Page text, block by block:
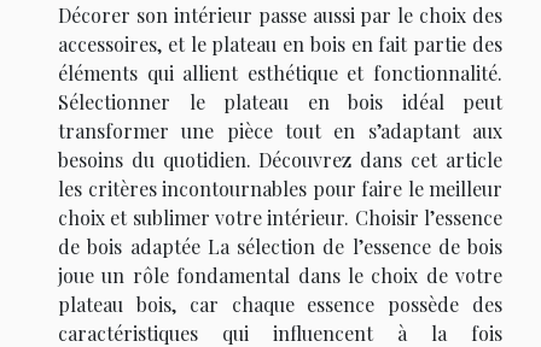
Décorer son intérieur passe aussi par le choix des
accessoires, et le plateau en bois en fait partie des
éléments qui allient esthétique et fonctionnalité.
Sélectionner le plateau en bois idéal peut
transformer une pièce tout en s’adaptant aux
besoins du quotidien. Découvrez dans cet article
les critères incontournables pour faire le meilleur
choix et sublimer votre intérieur. Choisir l’essence
de bois adaptée La sélection de l’essence de bois
joue un rôle fondamental dans le choix de votre
plateau bois, car chaque essence possède des
caractéristiques qui influencent à la fois